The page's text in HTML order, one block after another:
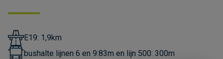
E19: 1,9km
bushalte lijnen 6 en 9:83m en lijn 500: 300m